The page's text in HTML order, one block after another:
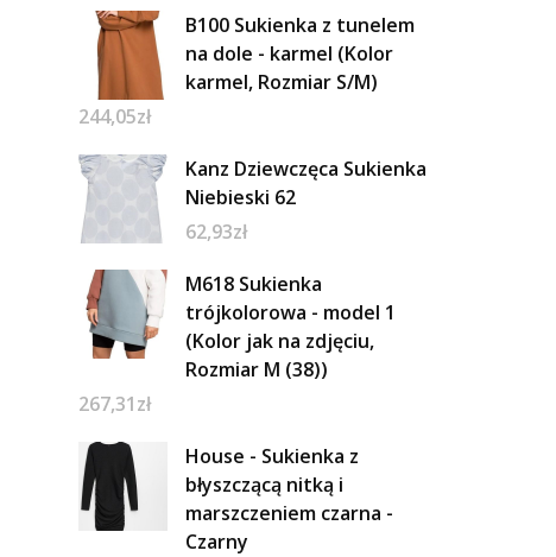
B100 Sukienka z tunelem
na dole - karmel (Kolor
karmel, Rozmiar S/M)
244,05zł
Kanz Dziewczęca Sukienka
Niebieski 62
62,93zł
M618 Sukienka
trójkolorowa - model 1
(Kolor jak na zdjęciu,
Rozmiar M (38))
267,31zł
House - Sukienka z
błyszczącą nitką i
marszczeniem czarna -
Czarny